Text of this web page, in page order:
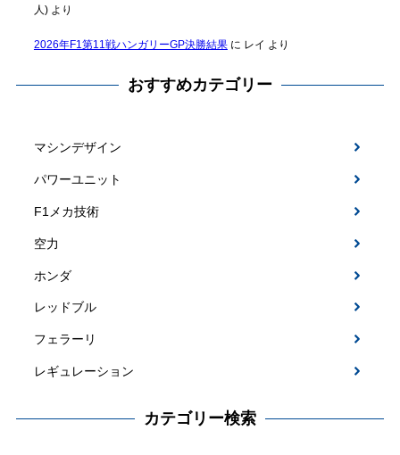
人)より
2026年F1第11戦ハンガリーGP決勝結果に レイ より
おすすめカテゴリー
マシンデザイン
パワーユニット
F1メカ技術
空力
ホンダ
レッドブル
フェラーリ
レギュレーション
カテゴリー検索